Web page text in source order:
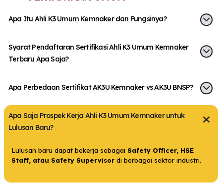
Apa Itu Ahli K3 Umum Kemnaker dan Fungsinya?
Syarat Pendaftaran Sertifikasi Ahli K3 Umum Kemnaker
Terbaru Apa Saja?
Apa Perbedaan Sertifikat AK3U Kemnaker vs AK3U BNSP?
Apa Saja Prospek Kerja Ahli K3 Umum Kemnaker untuk
Lulusan Baru?
Lulusan baru dapat bekerja sebagai Safety Officer, HSE
Staff, atau Safety Supervisor di berbagai sektor industri.